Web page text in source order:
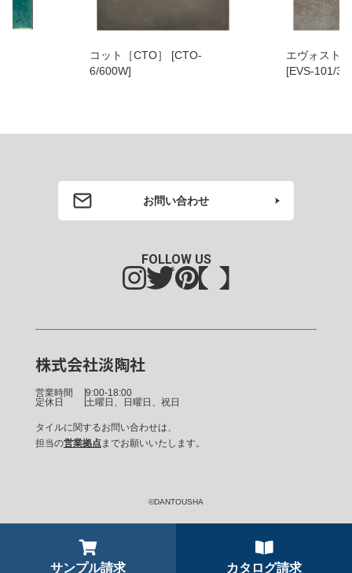
コット［CTO］ [CTO-
6/600W]
エヴォスト
[EVS-101/
サンプル請求 カタログ請求
お問い合わせ
株式会社淡陶社
営業時間
9:00-18:00
定休日
土曜日、日曜日、祝日
タイルに関するお問い合わせは、
担当の営業拠点までお願いいたします。
FOLLOW US
©DANTOUSHA